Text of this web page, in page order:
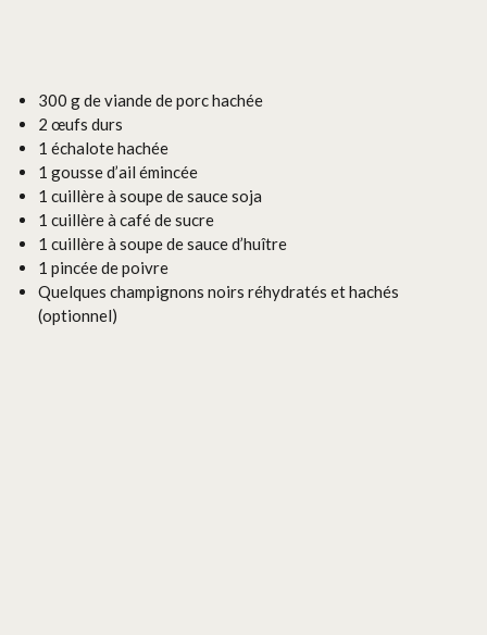
300 g de viande de porc hachée
2 œufs durs
1 échalote hachée
1 gousse d’ail émincée
1 cuillère à soupe de sauce soja
1 cuillère à café de sucre
1 cuillère à soupe de sauce d’huître
1 pincée de poivre
Quelques champignons noirs réhydratés et hachés
(optionnel)